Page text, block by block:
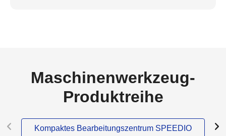
Maschinenwerkzeug-
Produktreihe
Kompaktes Bearbeitungszentrum SPEEDIO